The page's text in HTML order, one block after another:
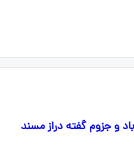
و جزوم گفته دراز مسند